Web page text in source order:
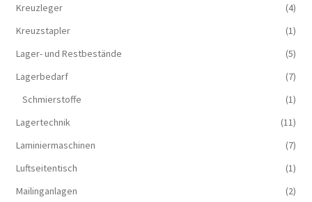
Kreuzleger
(4)
Kreuzstapler
(1)
Lager- und Restbestände
(5)
Lagerbedarf
(7)
Schmierstoffe
(1)
Lagertechnik
(11)
Laminiermaschinen
(7)
Luftseitentisch
(1)
Mailinganlagen
(2)